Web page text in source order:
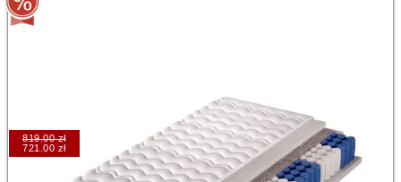
819.00 zł
721.00 zł